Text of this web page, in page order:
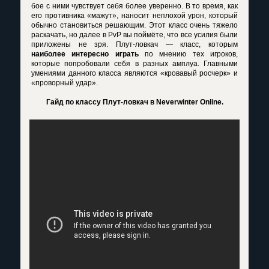
бое с ними чувствует себя более уверенно. В то время, как
его противника «мажут», наносит неплохой урон, который
обычно становиться решающим. Этот класс очень тяжело
раскачать, но далее в PvP вы поймёте, что все усилия были
приложены не зря. Плут-ловкач — класс, которым
наиболее интересно игратьпо мнению тех игроков,
которые попробовали себя в разных амплуа. Главными
умениями данного класса являются «кровавый росчерк» и
«проворный удар».
Гайд по классу Плут-ловкач в Neverwinter Online.